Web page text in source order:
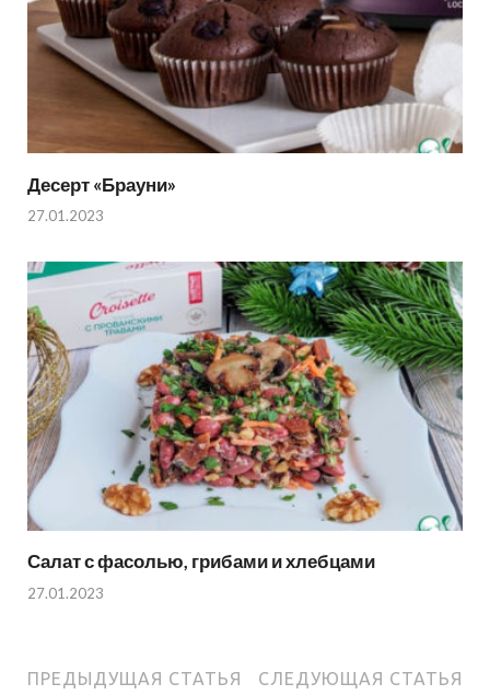
Десерт «Брауни»
27.01.2023
Салат с фасолью, грибами и хлебцами
27.01.2023
ПРЕДЫДУЩАЯ СТАТЬЯ СЛЕДУЮЩАЯ СТАТЬЯ